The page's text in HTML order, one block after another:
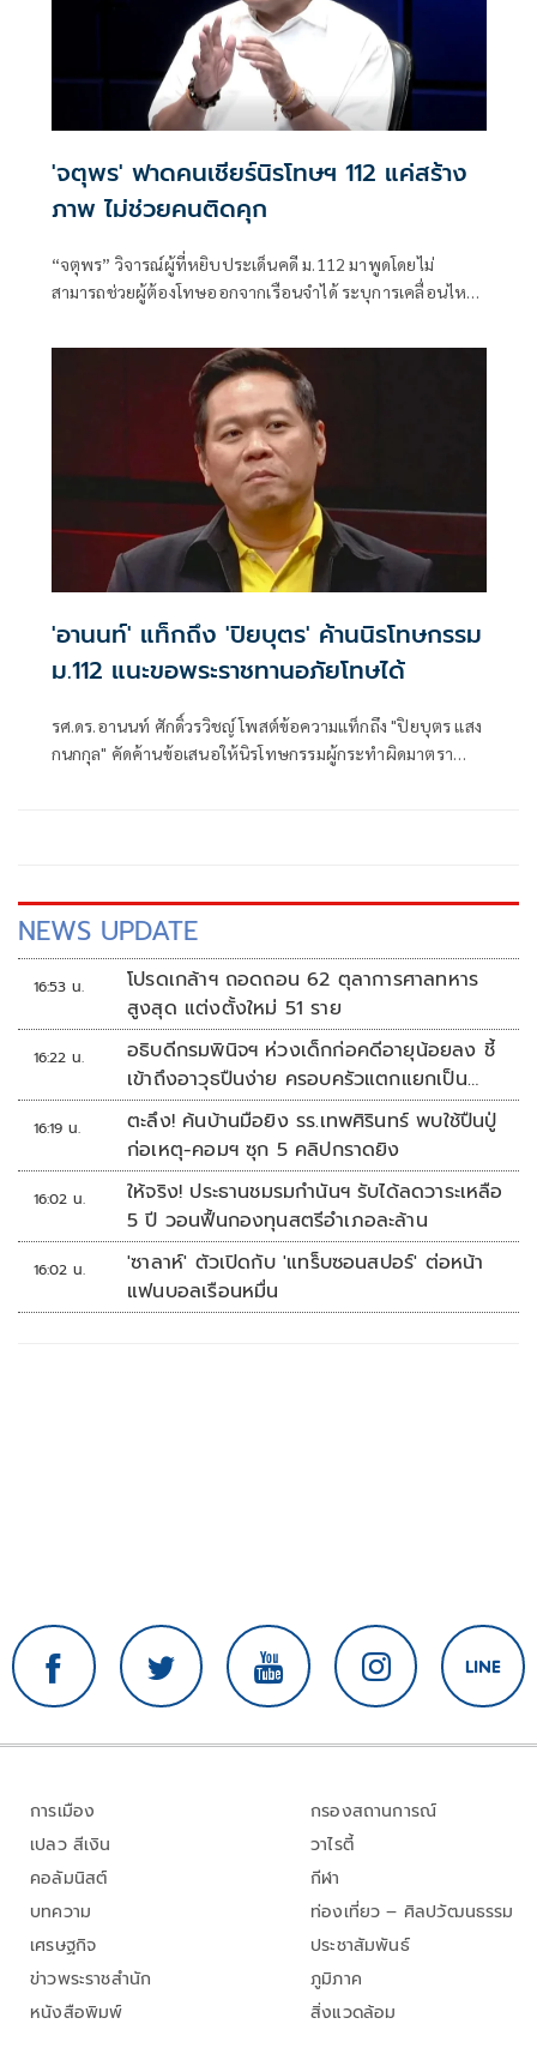
'จตุพร' ฟาดคนเชียร์นิรโทษฯ 112 แค่สร้าง
ภาพ ไม่ช่วยคนติดคุก
“จตุพร” วิจารณ์ผู้ที่หยิบประเด็นคดี ม.112 มาพูดโดยไม่
สามารถช่วยผู้ต้องโทษออกจากเรือนจำได้ ระบุการเคลื่อนไหว
พระราชทานอภัยโทษเป็นทางเลือกที่มีโอกาสมากที่สุด
'อานนท์' แท็กถึง 'ปิยบุตร' ค้านนิรโทษกรรม
ม.112 แนะขอพระราชทานอภัยโทษได้
รศ.ดร.อานนท์ ศักดิ์วรวิชญ์ โพสต์ข้อความแท็กถึง "ปิยบุตร แสง
กนกกุล" คัดค้านข้อเสนอให้นิรโทษกรรมผู้กระทำผิดมาตรา
NEWS UPDATE
16:53 น.
โปรดเกล้าฯ ถอดถอน 62 ตุลาการศาลทหาร
สูงสุด แต่งตั้งใหม่ 51 ราย
16:22 น.
อธิบดีกรมพินิจฯ ห่วงเด็กก่อคดีอายุน้อยลง ชี้
เข้าถึงอาวุธปืนง่าย ครอบครัวแตกแยกเป็น
ชนวนสำคัญ
16:19 น.
ตะลึง! ค้นบ้านมือยิง รร.เทพศิรินทร์ พบใช้ปืนปู่
ก่อเหตุ-คอมฯ ซุก 5 คลิปกราดยิง
16:02 น.
ให้จริง! ประธานชมรมกำนันฯ รับได้ลดวาระเหลือ
5 ปี วอนฟื้นกองทุนสตรีอำเภอละล้าน
16:02 น.
'ซาลาห์' ตัวเปิดกับ 'แทร็บซอนสปอร์' ต่อหน้า
แฟนบอลเรือนหมื่น
การเมือง
เปลว สีเงิน
คอลัมนิสต์
บทความ
เศรษฐกิจ
ข่าวพระราชสำนัก
หนังสือพิมพ์
กรองสถานการณ์
วาไรตี้
กีฬา
ท่องเที่ยว – ศิลปวัฒนธรรม
ประชาสัมพันธ์
ภูมิภาค
สิ่งแวดล้อม